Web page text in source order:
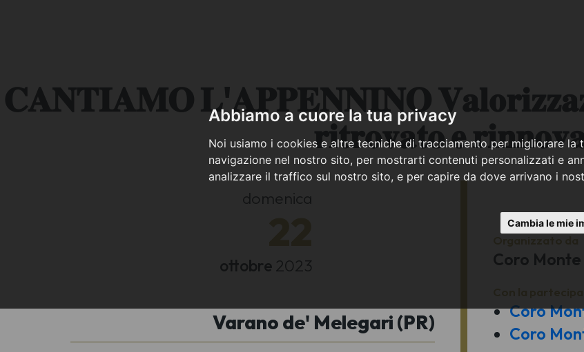
Abbiamo a cuore la tua privacy
Noi usiamo i cookies e altre tecniche di tracciamento per migliorare la
navigazione nel nostro sito, per mostrarti contenuti personalizzati e
analizzare il traffico sul nostro sito, e per capire da dove arrivano i
Cambia le mie
𝐂𝐀𝐍𝐓𝐈𝐀𝐌𝐎 𝐋'𝐀𝐏𝐏𝐄𝐍𝐍𝐈𝐍𝐎
𝐫𝐢𝐭𝐫𝐨𝐯𝐚𝐭𝐨 𝐞
domenica
ottobre 2023
Varano de' Melegari (PR)
Coro
Coro
Coro